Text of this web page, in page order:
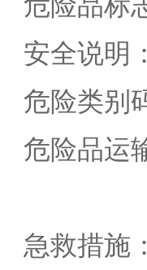
安全说明
危险类别
危险品运
急救措施